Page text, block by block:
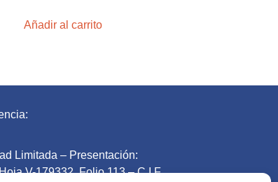
Añadir al carrito
Limitada – Presentación:
V-179332. Folio 113 – C.I.F.